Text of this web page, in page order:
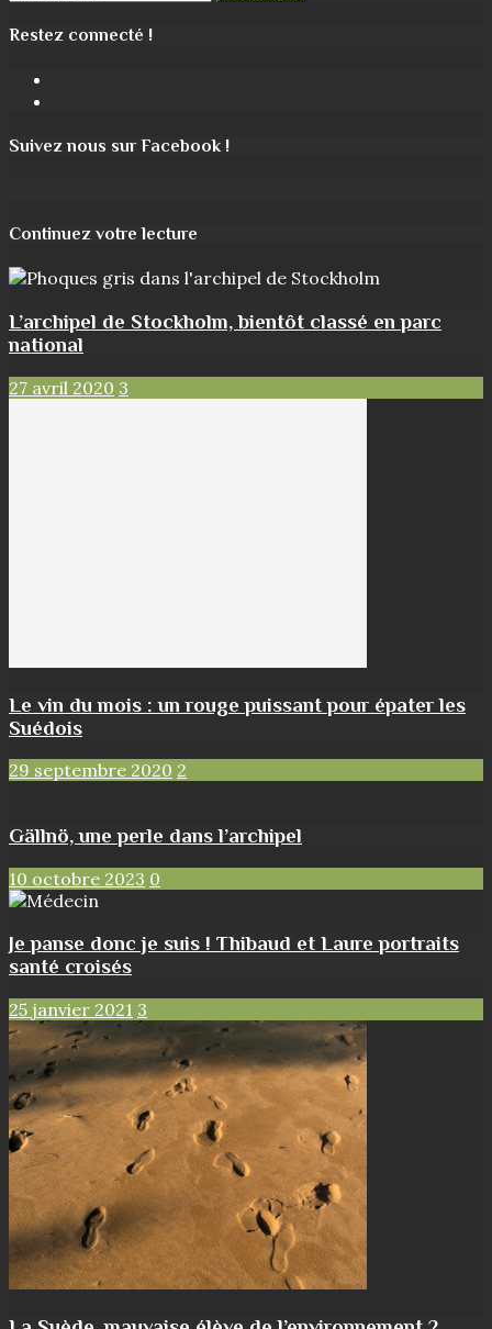
Restez connecté !
Suivez nous sur Facebook !
Continuez votre lecture
L’archipel de Stockholm, bientôt classé en parc
national
27 avril 2020 3
Le vin du mois : un rouge puissant pour épater les
Suédois
29 septembre 2020 2
Gällnö, une perle dans l’archipel
10 octobre 2023 0
Je panse donc je suis ! Thibaud et Laure portraits
santé croisés
25 janvier 2021 3